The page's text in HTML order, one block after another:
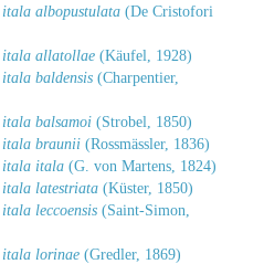
albopustulata (De Cristofori
itala allatollae (Käufel, 1928)
baldensis (Charpentier,
balsamoi (Strobel, 1850)
itala braunii (Rossmässler, 1836)
itala itala (G. von Martens, 1824)
latestriata (Küster, 1850)
leccoensis (Saint-Simon,
itala lorinae (Gredler, 1869)